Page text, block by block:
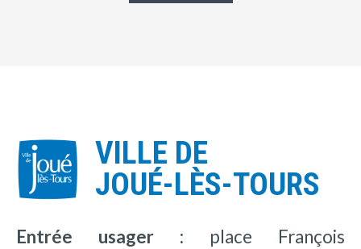
VILLE DE
JOUÉ-LÈS-TOURS
Entrée usager : place François